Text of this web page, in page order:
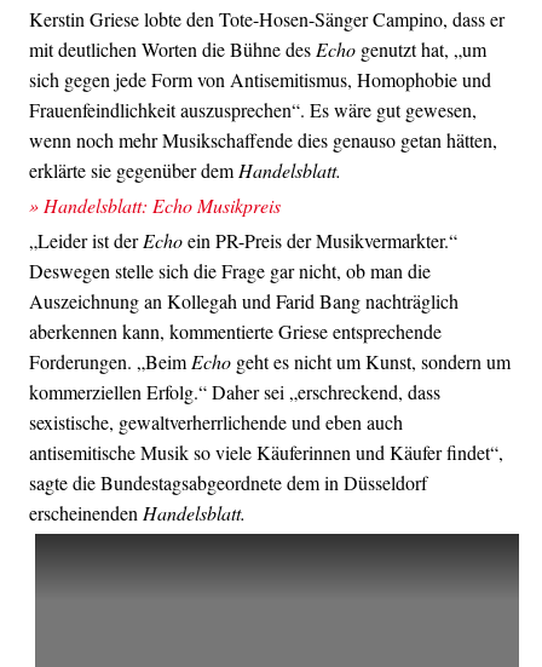
Kerstin Griese lobte den Tote-Hosen-Sänger Campino, dass er
mit deutlichen Worten die Bühne des Echo genutzt hat, „um
sich gegen jede Form von Antisemitismus, Homophobie und
Frauenfeindlichkeit auszusprechen“. Es wäre gut gewesen,
wenn noch mehr Musikschaffende dies genauso getan hätten,
erklärte sie gegenüber dem Handelsblatt.
» Handelsblatt: Echo Musikpreis
„Leider ist derEchoein PR-Preis der Musikvermarkter.“
Deswegen stelle sich die Frage gar nicht, ob man die
Auszeichnung an Kollegah und Farid Bang nachträglich
aberkennen kann, kommentierte Griese entsprechende
Forderungen. „Beim Echo geht es nicht um Kunst, sondern um
kommerziellen Erfolg.“ Daher sei „erschreckend, dass
sexistische, gewaltverherrlichende und eben auch
antisemitische Musik so viele Käuferinnen und Käufer findet“,
sagte die Bundestagsabgeordnete dem in Düsseldorf
erscheinenden Handelsblatt.